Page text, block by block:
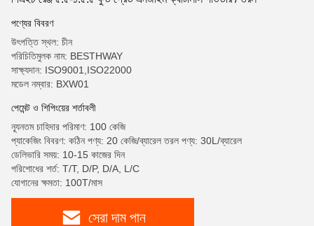
পণ্যের বিবরণ
উৎপত্তি স্থল: চীন
পরিচিতিমুলক নাম: BESTHWAY
সাক্ষ্যদান: ISO9001,ISO22000
মডেল নম্বার: BXW01
পেমেন্ট ও শিপিংয়ের শর্তাবলী
ন্যূনতম চাহিদার পরিমাণ: 100 কেজি
প্যাকেজিং বিবরণ: কঠিন পণ্য: 20 কেজি/ব্যারেল তরল পণ্য: 30L/ব্যারেল
ডেলিভারি সময়: 10-15 কাজের দিন
পরিশোধের শর্ত: T/T, D/P, D/A, L/C
যোগানের ক্ষমতা: 100T/মাস
সেরা দাম পান